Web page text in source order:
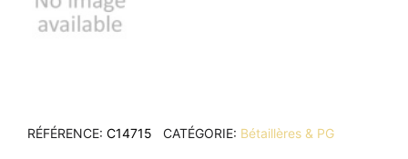
RÉFÉRENCE C14715 CATÉGORIE Bétaillères & PG